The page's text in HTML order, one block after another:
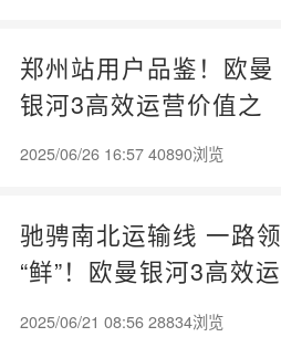
郑州站用户品鉴！欧曼
银河3高效运营价值之
旅：跑出加速度 秀出真
2025/06/26 16:57 40890浏览
驰骋南北运输线 一路领
“鲜”！欧曼银河3高效运
营价值之旅再启程
2025/06/21 08:56 28834浏览